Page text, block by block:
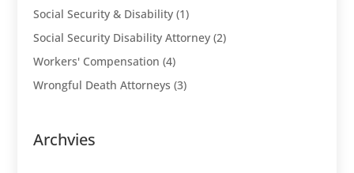
Social Security & Disability (1)
Social Security Disability Attorney (2)
Workers' Compensation (4)
Wrongful Death Attorneys (3)
Archvies